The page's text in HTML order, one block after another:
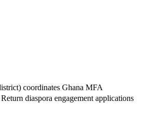
coordinates Ghana MFA
diaspora engagement applications